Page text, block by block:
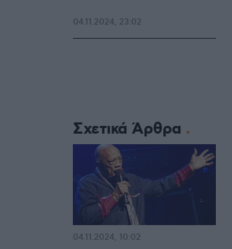
04.11.2024, 23:02
Σχετικά Άρθρα
04.11.2024, 10:02